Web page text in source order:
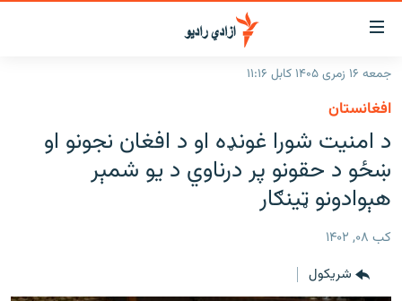
د
لاسرسۍ
وړ
لېنکونه
متن
ته
ورتلل
اصلي
مېنو
ته
راپورونه
افغانستان
سیمه
خبرونه
افغانستان
د خپرونو جدول
انځوریزه برخه
جمعه ۱۶ زمری ۱۴۰۵ کابل ۱۱:۱۶
افغانستان
د امنیت شورا غونډه او د افغان نجونو او
ښځو د حقونو پر درناوي د یو شمېر
هېوادونو ټینګار
کب ۰۸, ۱۴۰۲
شريکول